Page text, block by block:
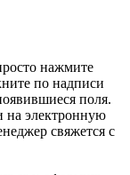
нажмите
по надписи
поля.
на электронную
свяжется с